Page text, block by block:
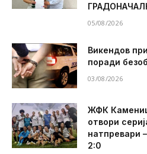
05/08/2026
Викендов
поради
03/08/2026
ЖФК
отвори
натпревари
2:0